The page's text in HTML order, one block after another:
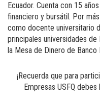
Ecuador. Cuenta con 15
financiero y bursátil. Por
como docente universitario
principales universidades
la Mesa de Dinero de Banco
¡Recuerda que para
Empresas USFQ